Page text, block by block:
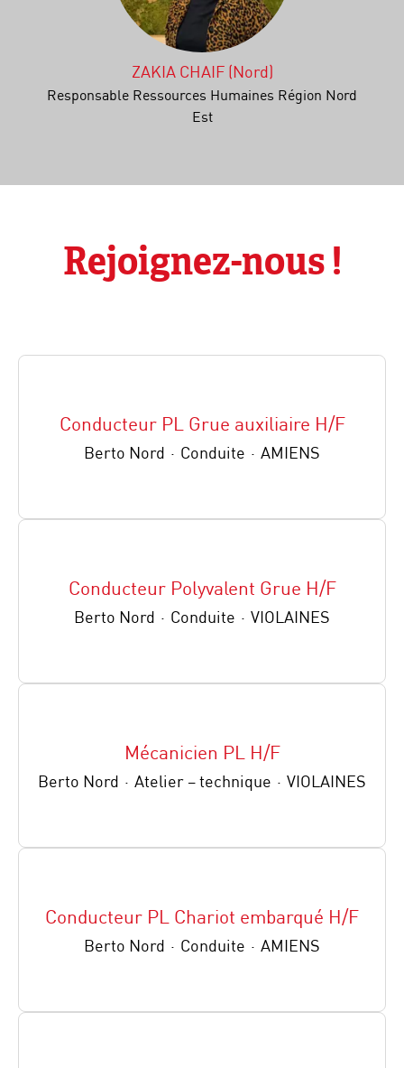
ZAKIA CHAIF (Nord)
Responsable Ressources Humaines Région Nord
Est
Rejoignez-nous !
Conducteur PL Grue auxiliaire H/F
Berto Nord · Conduite · AMIENS
Conducteur Polyvalent Grue H/F
Berto Nord · Conduite · VIOLAINES
Mécanicien PL H/F
Berto Nord · Atelier – technique · VIOLAINES
Conducteur PL Chariot embarqué H/F
Berto Nord · Conduite · AMIENS